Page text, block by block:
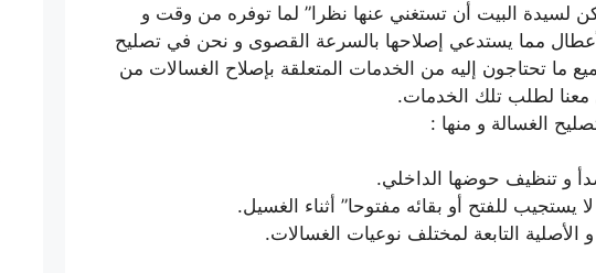
لسيدة البيت أن تستغني عنها نظرا” لما توفره من وقت و
مما يستدعي إصلاحها بالسرعة القصوى و نحن في تصليح
ما تحتاجون إليه من الخدمات المتعلقة بإصلاح الغسالات من
معنا لطلب تلك الخدمات.
الغسالة و منها :
و تنظيف حوضها الداخلي.
يستجيب للفتح أو بقائه مفتوحا” أثناء الغسيل.
الأصلية التابعة لمختلف نوعيات الغسالات.